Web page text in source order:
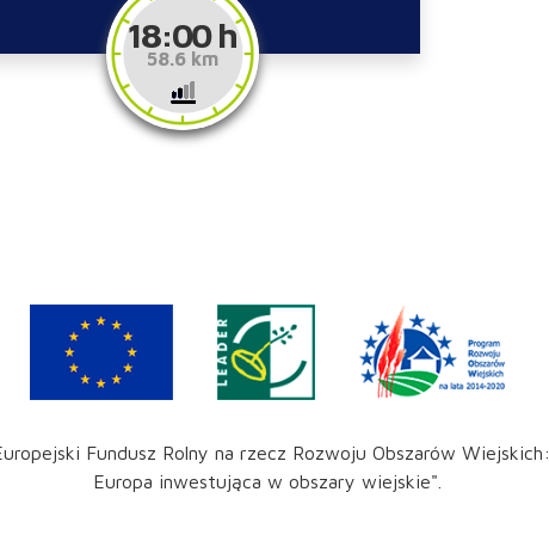
18:00 h
58.6 km
Fundusz Rolny na rzecz Rozwoju Obszarów Wiejskich:
Europa inwestująca w obszary wiejskie".